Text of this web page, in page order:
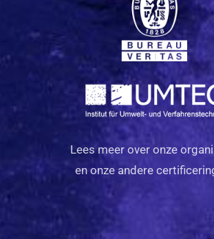
Lees meer over onze
en onze andere